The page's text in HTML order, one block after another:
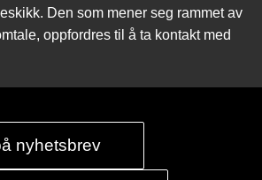
Den som mener seg rammet av
oppfordres til å ta kontakt med
nyhetsbrev